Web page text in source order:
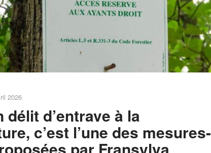
2026
délit d’entrave à la
c’est l’une des mesures-